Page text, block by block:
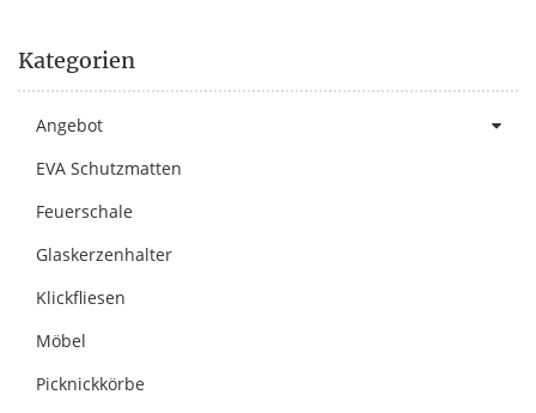
Kategorien
Angebot
EVA Schutzmatten
Feuerschale
Glaskerzenhalter
Klickfliesen
Möbel
Picknickkörbe